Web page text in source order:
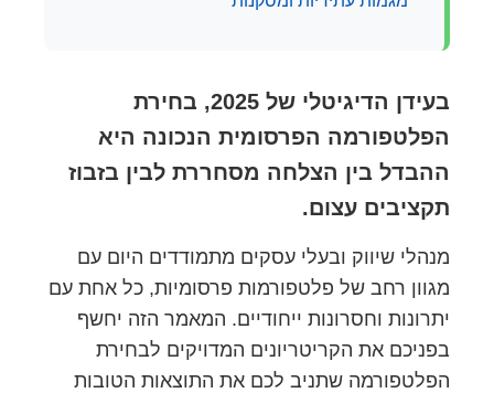
בעידן הדיגיטלי של 2025, בחירת
הפלטפורמה הפרסומית הנכונה היא
ההבדל בין הצלחה מסחררת לבין בזבוז
תקציבים עצום.
מנהלי שיווק ובעלי עסקים מתמודדים היום עם
מגוון רחב של פלטפורמות פרסומיות, כל אחת עם
יתרונות וחסרונות ייחודיים. המאמר הזה יחשף
בפניכם את הקריטריונים המדויקים לבחירת
הפלטפורמה שתניב לכם את התוצאות הטובות